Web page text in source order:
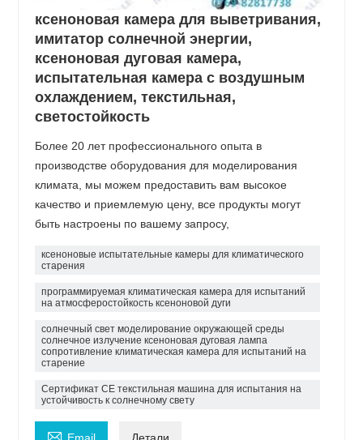
ксеноновая камера для выветривания,
имитатор солнечной энергии,
ксеноновая дуговая камера,
испытательная камера с воздушным
охлаждением, текстильная,
светостойкость
Более 20 лет профессионального опыта в
производстве оборудования для моделирования
климата, мы можем предоставить вам высокое
качество и приемлемую цену, все продукты могут
быть настроены по вашему запросу,
ксеноновые испытательные камеры для климатического
старения
программируемая климатическая камера для испытаний
на атмосферостойкость ксеноновой дуги
солнечный свет моделирование окружающей среды
солнечное излучение ксеноновая дуговая лампа
сопротивление климатическая камера для испытаний на
старение
Сертификат CE текстильная машина для испытания на
устойчивость к солнечному свету
